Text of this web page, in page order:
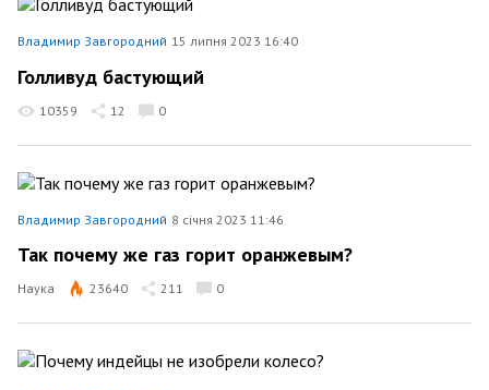
Владимир Завгородний 15 липня 2023 16:40
Голливуд бастующий
10359 12 0
Владимир Завгородний 8 січня 2023 11:46
Так почему же газ горит оранжевым?
Наука 23640 211 0